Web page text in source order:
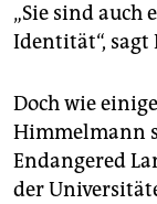
„Sie sind auch
Identität“,
Doch wie
Himmelmann
Endangered
der